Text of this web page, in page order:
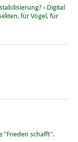
› Digital
für Vögel, für
"Frieden schafft".